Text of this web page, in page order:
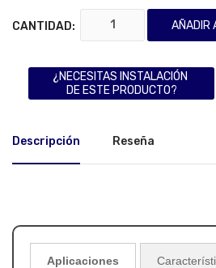
CANTIDAD: AÑADIR
¿NECESITAS INSTALACIÓN
DE ESTE PRODUCTO?
Descripción Reseña
Aplicaciones